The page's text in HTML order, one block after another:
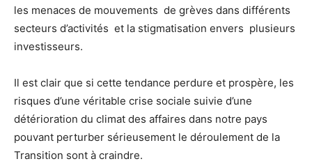
les menaces de mouvements de grèves dans différents
secteurs d’activités et la stigmatisation envers plusieurs
investisseurs.
Il est clair que si cette tendance perdure et prospère, les
risques d’une véritable crise sociale suivie d’une
détérioration du climat des affaires dans notre pays
pouvant perturber sérieusement le déroulement de la
Transition sont à craindre.